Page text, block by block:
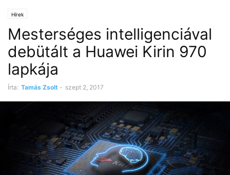
Hírek
Mesterséges intelligenciával
debütált a Huawei Kirin 970
lapkája
Írta: Tamás Zsolt - szept 2, 2017